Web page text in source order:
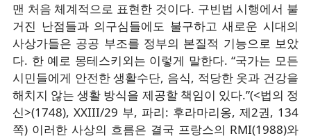
맨 처음 체계적으로 표현한 것이다. 구빈법 시행에서 불
거진 난점들과 의구심들에도 불구하고 새로운 시대의
사상가들은 공공 부조를 정부의 본질적 기능으로 보았
다. 한 예로 몽테스키외는 이렇게 말한다. “국가는 모든
시민들에게 안전한 생활수단, 음식, 적당한 옷과 건강을
해치지 않는 생활 방식을 제공할 책임이 있다.”(<법의 정
신>(1748), XXIII/29 부, 파리: 후라마리옹, 제2권, 134
쪽) 이러한 사상의 흐름은 결국 프랑스의 RMI(1988)와